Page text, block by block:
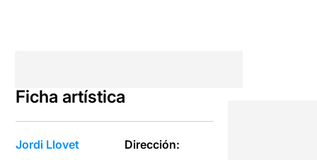
Ficha artística
Jordi Llovet
Dirección: